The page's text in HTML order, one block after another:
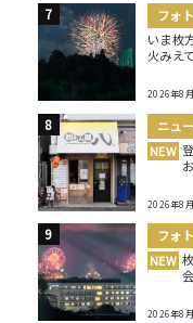
フォト
いま枚
火みえ
2026年8
ニュ
NEW
2026年8
フォト
NEW
会
2026年8